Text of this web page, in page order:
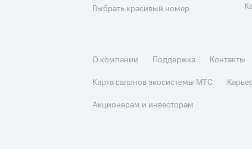
Выбрать красивый номер
О компании Поддержка Контакты
Карта салонов экосистемы МТС
Акционерам и инвесторам